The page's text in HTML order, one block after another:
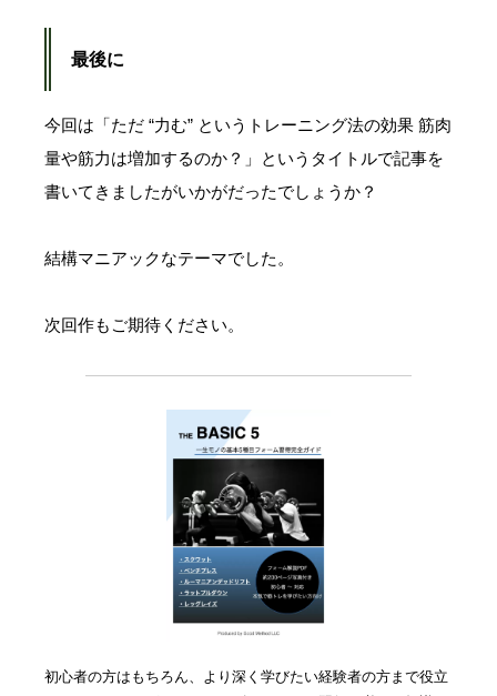
最後に
今回は「ただ “力む” というトレーニング法の効果 筋肉
量や筋力は増加するのか？」というタイトルで記事を
書いてきましたがいかがだったでしょうか？
結構マニアックなテーマでした。
次回作もご期待ください。
初心者の方はもちろん、より深く学びたい経験者の方まで役立